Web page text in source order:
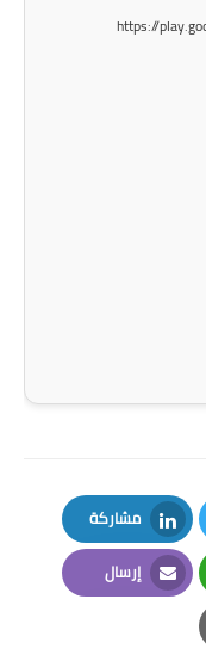
المتوسطة
https://
مشاركة
LinkedIn
إرسال
Email